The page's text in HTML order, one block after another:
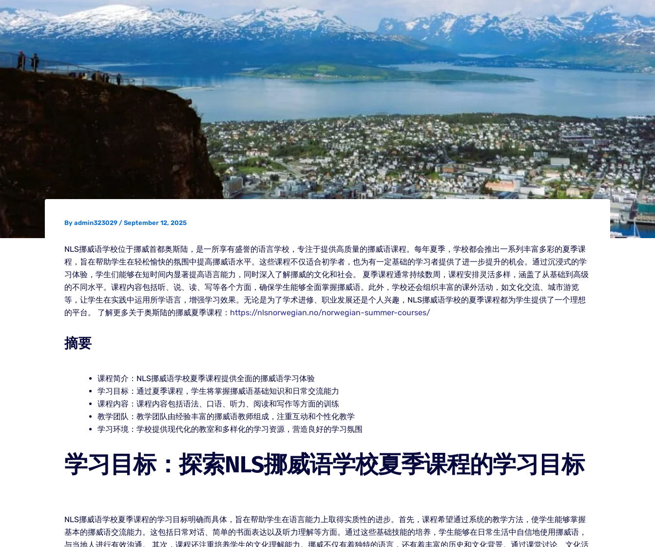
By admin323029 / September 12, 2025
NLS挪威语学校位于挪威首都奥斯陆，是一所享有盛誉的语言学校，专注于提供高质量的挪威语课程。每年夏季，学校都会推出一系列丰富多彩的夏季课
程，旨在帮助学生在轻松愉快的氛围中提高挪威语水平。这些课程不仅适合初学者，也为有一定基础的学习者提供了进一步提升的机会。通过沉浸式的学
习体验，学生们能够在短时间内显著提高语言能力，同时深入了解挪威的文化和社会。 夏季课程通常持续数周，课程安排灵活多样，涵盖了从基础到高级
的不同水平。课程内容包括听、说、读、写等各个方面，确保学生能够全面掌握挪威语。此外，学校还会组织丰富的课外活动，如文化交流、城市游览
等，让学生在实践中运用所学语言，增强学习效果。无论是为了学术进修、职业发展还是个人兴趣，NLS挪威语学校的夏季课程都为学生提供了一个理想
的平台。 了解更多关于奥斯陆的挪威夏季课程： https://nlsnorwegian.no/norwegian-summer-courses/
摘要
课程简介：NLS挪威语学校夏季课程提供全面的挪威语学习体验
学习目标：通过夏季课程，学生将掌握挪威语基础知识和日常交流能力
课程内容：课程内容包括语法、口语、听力、阅读和写作等方面的训练
教学团队：教学团队由经验丰富的挪威语教师组成，注重互动和个性化教学
学习环境：学校提供现代化的教室和多样化的学习资源，营造良好的学习氛围
学习目标：探索NLS挪威语学校夏季课程的学习目标
NLS挪威语学校夏季课程的学习目标明确而具体，旨在帮助学生在语言能力上取得实质性的进步。首先，课程希望通过系统的教学方法，使学生能够掌握
基本的挪威语交流能力。这包括日常对话、简单的书面表达以及听力理解等方面。通过这些基础技能的培养，学生能够在日常生活中自信地使用挪威语，
与当地人进行有效沟通。 其次，课程还注重培养学生的文化理解能力。挪威不仅有着独特的语言，还有着丰富的历史和文化背景。通过课堂讨论、文化活